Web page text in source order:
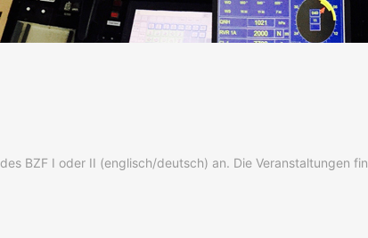
BZF I oder II (englisch/deutsch) an. Die Veranstaltungen